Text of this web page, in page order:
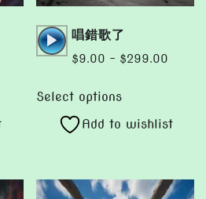
Audio
Player
唱錯歌了
$9.00 – $299.00
Select options
product
has
The
Add to wishlist